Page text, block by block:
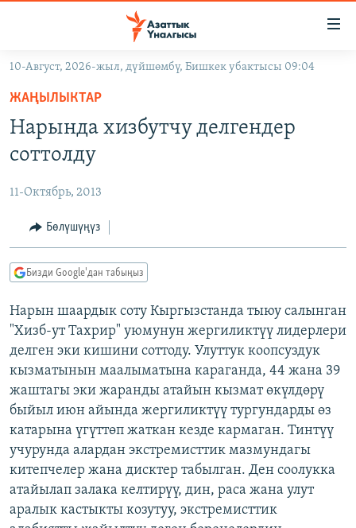
Навигацияга
өтүңүз
Издөөгө
салыңызКЫРГЫЗСТАН
ЭКОНОМИКА
МАДАНИЯТ
ДҮЙНӨ
БОРБОР АЗИЯ
АТАЙЫН ИЛИКТӨӨ
ТВ ПРОГРАММАЛАР
ЭКСПЕРТТЕР ТАЛДАЙТ
БИЗ ЖАНА ДҮЙНӨ
ДАНИСТЕ
ЭЖЕ-СИҢДИЛЕР
ЫҢГАЙСЫЗ СУРООЛОР
ӨЗГӨЧӨ ПИКИР
Русский
ОНЛАЙН ШЕРИНЕ
ЭЕ/АРнун бардык сайттары
10-Август, 2026-жыл, дүйшөмбү, Бишкек убактысы 09:04
ЖАҢЫЛЫКТАР
Нарында хизбутчу делгендер
соттолду
11-Октябрь, 2013
Бөлүшүңүз
Бизди Google'дан табыңыз
Нарын шаардык соту Кыргызстанда тыюу салынган
"Хизб-ут Тахрир" уюмунун жергиликтүү лидерлери
делген эки кишини соттоду. Улуттук коопсуздук
кызматынын маалыматына караганда, 44 жана 39
жаштагы эки жаранды атайын кызмат өкүлдөрү
быйыл июн айында жергиликтүү тургундарды өз
катарына үгүттөп жаткан кезде кармаган. Тинтүү
учурунда алардан экстремисттик мазмундагы
китепчелер жана дисктер табылган. Ден соолукка
атайылап залака келтирүү, дин, раса жана улут
аралык кастыкты козутуу, экстремисттик